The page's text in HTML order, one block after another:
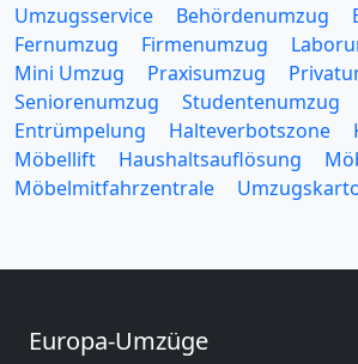
Umzugsservice Behördenumzug
Fernumzug
Firmenumzug
Mini Umzug
Praxisumzug
Seniorenumzug
Studentenumzug
Entrümpelung
Halteverbotszone
Möbellift
Haushaltsauflösung
Möbelmitfahrzentrale
Europa-Umzüge